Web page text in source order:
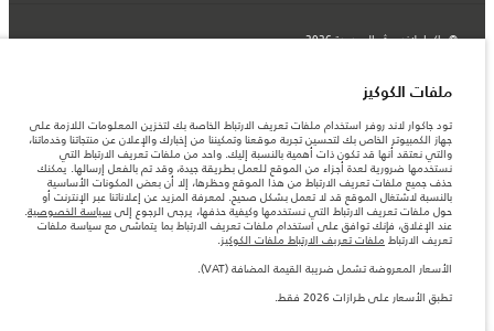
© جاكوار لاند روڨر المحدودة 2026
لبنان, سعد وطراد
المعلومات والمواصفات والأسعار والألوان المذكورة على هذا الموقع قد تختلف من بلد إلى
آخر، كما أنّها قد تتغير بدون إشعار مسبق. الرجاء التواصل مع وكيلنا المحلي للتأكد من توفّرها
والتحقق من الأسعار.
الأرقام المقدمة هي نتيجة لاختبارات المصنع الرسمية وفقاً لتشريعات الاتحاد الأوروبي. قد
يتباين استهلك الوقود الفعلي للمركبة عن ذلك المتحقق في تلك الاختبارات كما أن هذه
الأرقام بغرض المقارنة فحسب.
ملاحظة مهمة حول الصور والمواصفات. إن النقص العالمي في أشباه الموصلات يؤثر حاليًا
في مواصفات تصميم السيارات وتوفر الخيارات وتوقيتات التصاميم. هذا ظرف ديناميكي
للغاية، ونتيجة لذلك، قد لا تمثّل الصور المستخدَمة ضمن موقع الويب حاليًا المواصفات الحالية
بالكامل بالنسبة إلى الميزات والخيارات والحلية ومجموعات الألوان. يرجى استشارة وكيلك الذي
سيتمكّن من تأكيد أي تقييدات حالية معك للسماح لك باتخاذ قرار مدروس
ملفات الكوكيز
تود جاكوار لاند روفر استخدام ملفات تعريف الارتباط الخاصة بك لتخزين المعلومات اللازمة على
جهاز الكمبيوتر الخاص بك لتحسين تجربة موقعنا وتمكيننا من إخبارك والإعلان عن منتجاتنا وخدماتنا،
والتي نعتقد أنها قد تكون ذات أهمية بالنسبة إليك. واحد من ملفات تعريف الارتباط التي
نستخدمها ضرورية لعدة أجزاء من الموقع للعمل بطريقة جيدة، وقد تم بالفعل إرسالها. يمكنك
حذف جميع ملفات تعريف الارتباط من هذا الموقع وحظرها، إلا أن بعض المكونات الأساسية
بالنسبة لاشتغال الموقع قد لا تعمل بشكل صحيح. لمعرفة المزيد عن إعلاناتنا عبر الإنترنت أو
حول ملفات تعريف الارتباط التي نستخدمها وكيفية حذفها، يرجى الرجوع إلى سياسة الخصوصية.
عند الإغلاق، فإنك توافق على استخدام ملفات تعريف الارتباط بما يتماشى مع سياسة ملفات
تعريف الارتباط ملفات تعريف الارتباط ملفات الكوكيز.
الأسعار المعروضة تشمل ضريبة القيمة المضافة (VAT).
تطبق الأسعار على طرازات 2026 فقط.